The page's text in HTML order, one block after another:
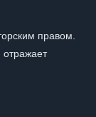
правом.